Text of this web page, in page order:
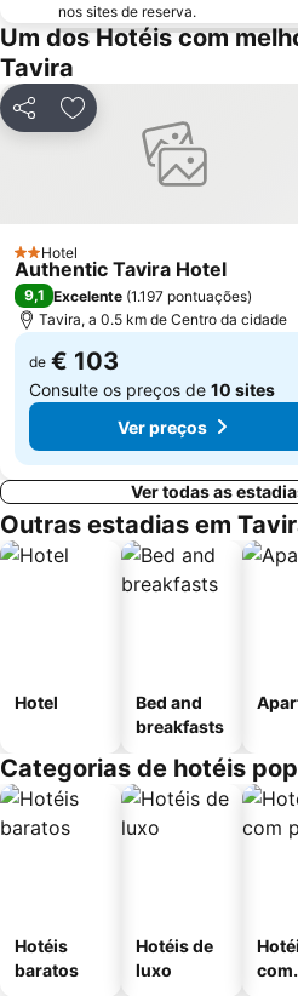
Praia Maria Luísa
Galé Leste
Estação de Caminhos de Ferro de Faro
Parque Natural da Ría Formosa
Palácio e Quinta de Estói
Praça Marquês de Pombal
nos sites de reserva.
Um dos Hotéis com
Tavira
PartilharAdicionar aos favoritos
2 Estrelas
Hotel
Authentic Tavira Hotel
9,1 Excelente (1.197 pontuações)
Tavira, a 0.5 km de Centro da cidade
de € 103
Consulte os preços de 10 sites
Ver preços
Ver todas as
Outras estadias em
Hotel
Bed and
breakfasts
Categorias de hotéis
Hotéis
baratos
Hotéis de
luxo
com